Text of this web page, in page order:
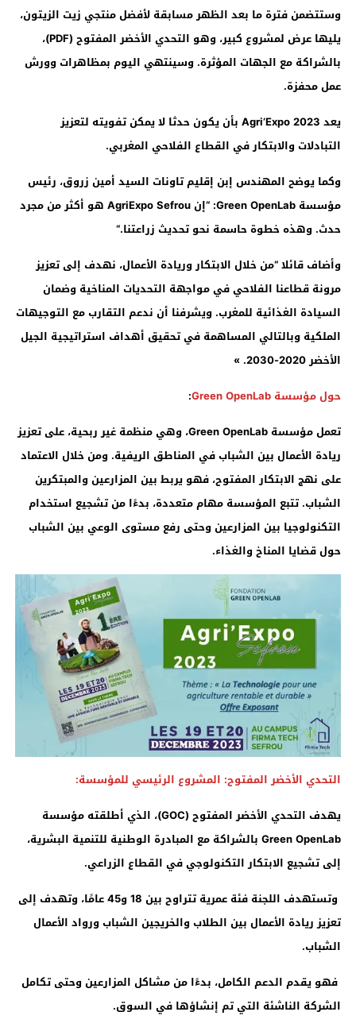
وستتضمن فترة ما بعد الظهر مسابقة لأفضل منتجي زيت الزيتون،
يليها عرض لمشروع كبير، وهو التحدي الأخضر المفتوح (PDF)،
بالشراكة مع الجهات المؤثرة. وسينتهي اليوم بمظاهرات وورش
عمل محفزة.
يعد Agri’Expo 2023بأن يكون حدثا لا يمكن تفويته لتعزيز
التبادلات والابتكار في القطاع الفلاحي المغربي.
وكما يوضح المهندس إبن إقليم تاونات السيد أمين زروق، رئيس
مؤسسة Green OpenLab: “إنAgriExpo Sefrouهو أكثر من مجرد
حدث. وهذه خطوة حاسمة نحو تحديث زراعتنا.“
وأضاف قائلا “من خلال الابتكار وريادة الأعمال، نهدف إلى تعزيز
مرونة قطاعنا الفلاحي في مواجهة التحديات المناخية وضمان
السيادة الغذائية للمغرب. ويشرفنا أن ندعم التقارب مع التوجيهات
الملكية وبالتالي المساهمة في تحقيق أهداف استراتيجية الجيل
الأخضر 2020-2030. »
حول مؤسسة Green OpenLab
:
تعمل مؤسسة Green OpenLab، وهي منظمة غير ربحية، على تعزيز
ريادة الأعمال بين الشباب في المناطق الريفية. ومن خلال الاعتماد
على نهج الابتكار المفتوح، فهو يربط بين المزارعين والمبتكرين
الشباب. تتبع المؤسسة مهام متعددة، بدءًا من تشجيع استخدام
التكنولوجيا بين المزارعين وحتى رفع مستوى الوعي بين الشباب
حول قضايا المناخ والغذاء.
التحدي الأخضر المفتوح: المشروع الرئيسي للمؤسسة:
يهدف التحدي الأخضر المفتوح (GOC)، الذي أطلقته مؤسسة
Green OpenLabبالشراكة مع المبادرة الوطنية للتنمية البشرية،
إلى تشجيع الابتكار التكنولوجي في القطاع الزراعي.
وتستهدف اللجنة فئة عمرية تتراوح بين 18 و45 عامًا، وتهدف إلى
تعزيز ريادة الأعمال بين الطلاب والخريجين الشباب ورواد الأعمال
الشباب.
فهو يقدم الدعم الكامل، بدءًا من مشاكل المزارعين وحتى تكامل
الشركة الناشئة التي تم إنشاؤها في السوق.